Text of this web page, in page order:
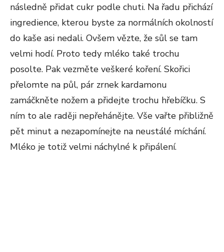
následně přidat cukr podle chuti. Na řadu přichází
ingredience, kterou byste za normálních okolností
do kaše asi nedali. Ovšem vězte, že sůl se tam
velmi hodí. Proto tedy mléko také trochu
posolte. Pak vezměte veškeré koření. Skořici
přelomte na půl, pár zrnek kardamonu
zamáčkněte nožem a přidejte trochu hřebíčku. S
ním to ale raději nepřehánějte. Vše vařte přibližně
pět minut a nezapomínejte na neustálé míchání.
Mléko je totiž velmi náchylné k připálení.